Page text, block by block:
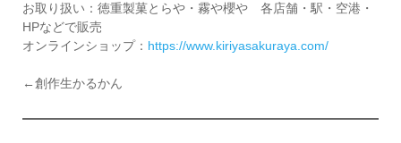
お取り扱い：徳重製菓とらや・霧や櫻や 各店舗・駅・空港・
HPなどで販売
オンラインショップ： https://www.kiriyasakuraya.com/
←創作生かるかん